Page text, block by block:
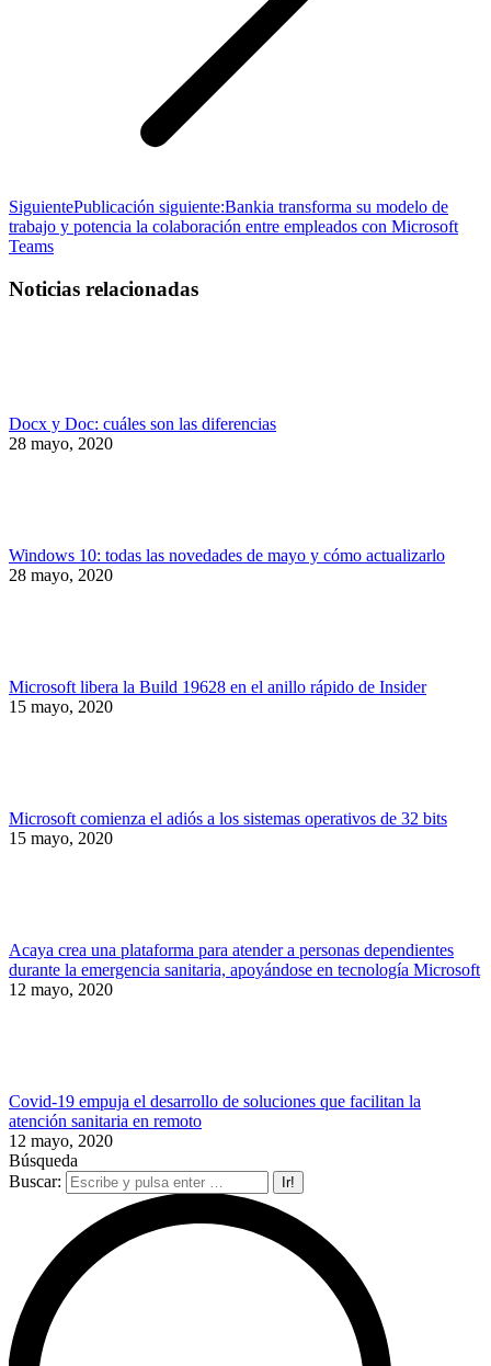
SiguientePublicación siguiente:Bankia transforma su modelo de
trabajo y potencia la colaboración entre empleados con Microsoft
Teams
Noticias relacionadas
Docx y Doc: cuáles son las diferencias
28 mayo, 2020
Windows 10: todas las novedades de mayo y cómo actualizarlo
28 mayo, 2020
Microsoft libera la Build 19628 en el anillo rápido de Insider
15 mayo, 2020
Microsoft comienza el adiós a los sistemas operativos de 32 bits
15 mayo, 2020
Acaya crea una plataforma para atender a personas dependientes
durante la emergencia sanitaria, apoyándose en tecnología Microsoft
12 mayo, 2020
Covid-19 empuja el desarrollo de soluciones que facilitan la
atención sanitaria en remoto
12 mayo, 2020
Búsqueda
Buscar: